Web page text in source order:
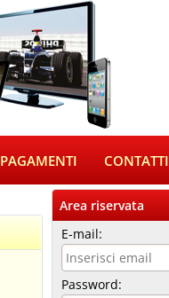
PAGAMENTI CONTATTI
Area riservata
E-mail:
Password: